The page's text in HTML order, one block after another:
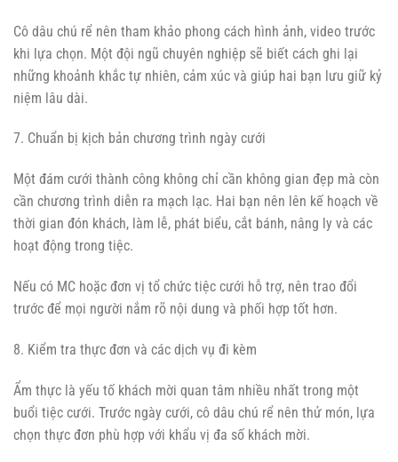
Cô dâu chú rể nên tham khảo phong cách hình ảnh, video trước
khi lựa chọn. Một đội ngũ chuyên nghiệp sẽ biết cách ghi lại
những khoảnh khắc tự nhiên, cảm xúc và giúp hai bạn lưu giữ kỷ
niệm lâu dài.
7. Chuẩn bị kịch bản chương trình ngày cưới
Một đám cưới thành công không chỉ cần không gian đẹp mà còn
cần chương trình diễn ra mạch lạc. Hai bạn nên lên kế hoạch về
thời gian đón khách, làm lễ, phát biểu, cắt bánh, nâng ly và các
hoạt động trong tiệc.
Nếu có MC hoặc đơn vị tổ chức tiệc cưới hỗ trợ, nên trao đổi
trước để mọi người nắm rõ nội dung và phối hợp tốt hơn.
8. Kiểm tra thực đơn và các dịch vụ đi kèm
Ẩm thực là yếu tố khách mời quan tâm nhiều nhất trong một
buổi tiệc cưới. Trước ngày cưới, cô dâu chú rể nên thử món, lựa
chọn thực đơn phù hợp với khẩu vị đa số khách mời.